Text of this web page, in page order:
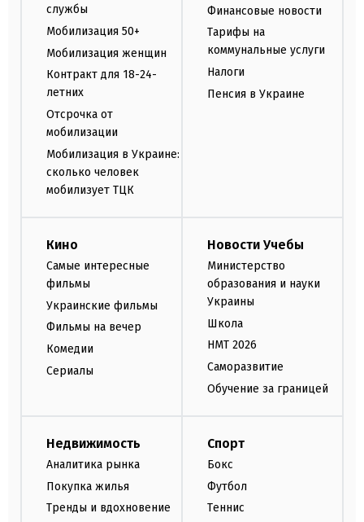
службы
Мобилизация 50+
Мобилизация женщин
Контракт для 18-24-
летних
Отсрочка от
мобилизации
Мобилизация в Украине:
сколько человек
мобилизует ТЦК
Финансовые новости
Тарифы на
коммунальные услуги
Налоги
Пенсия в Украине
Кино
Самые интересные
фильмы
Украинские фильмы
Фильмы на вечер
Комедии
Сериалы
Новости Учебы
Министерство
образования и науки
Украины
Школа
НМТ 2026
Саморазвитие
Обучение за границей
Недвижимость
Аналитика рынка
Покупка жилья
Тренды и вдохновение
Спорт
Бокс
Футбол
Теннис